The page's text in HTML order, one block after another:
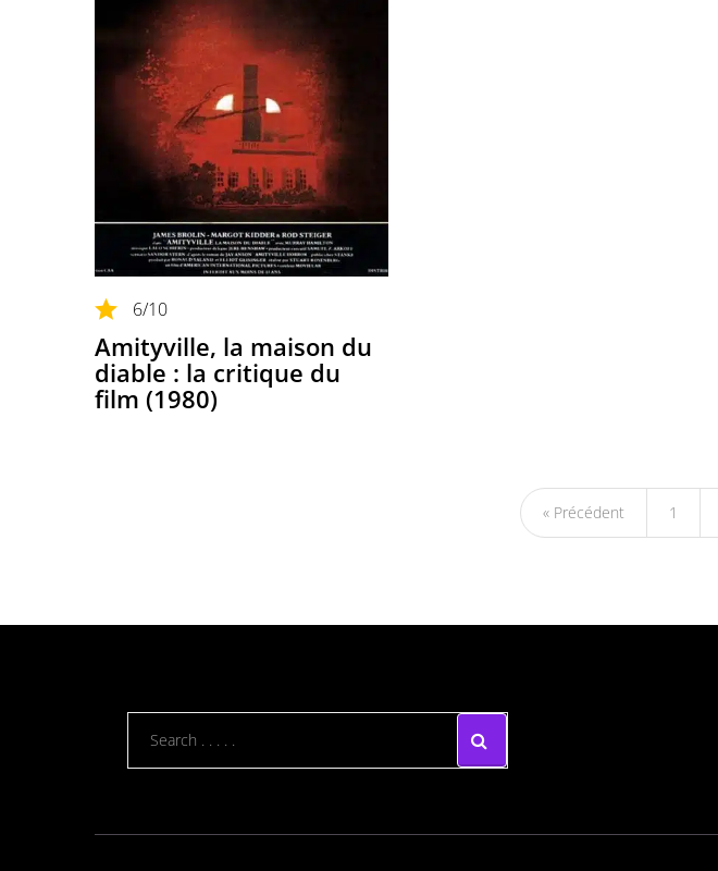
6/10
Amityville, la maison du
diable : la critique du
film (1980)
« Précédent 1